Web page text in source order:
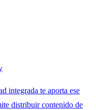
integrada te aporta ese
distribuir contenido de